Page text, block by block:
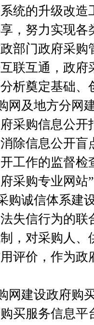
统的升级改造
，努力实现各
部门政府采购
联互通，政府
析奠定基础、
网及地方分网
采购信息公开
除信息公开盲
工作的监督检
采购专业网站
购诚信体系建
失信行为的联
，对采购人、
评价，作为政
网建设政府购
买服务信息平